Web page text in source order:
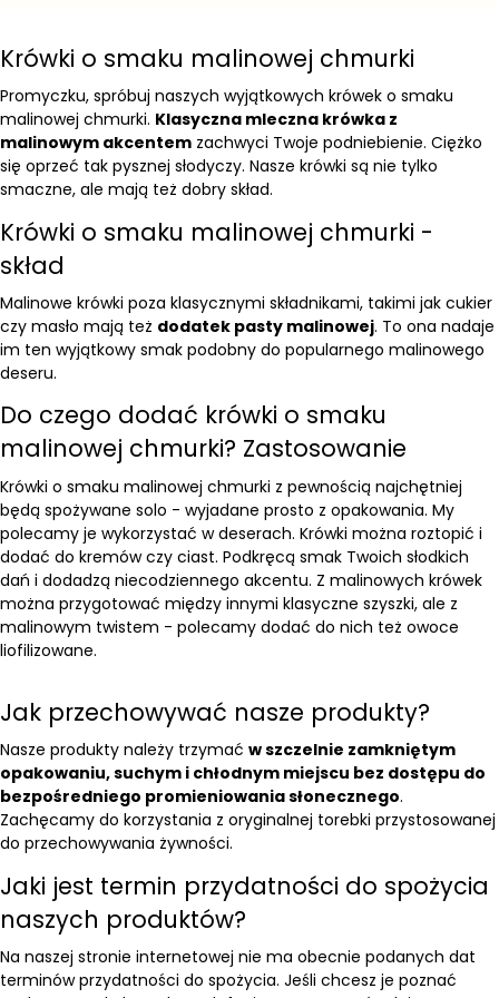
Krówki o smaku malinowej chmurki
Promyczku, spróbuj naszych wyjątkowych krówek o smaku
malinowej chmurki. Klasyczna mleczna krówka z
malinowym akcentem zachwyci Twoje podniebienie. Ciężko
się oprzeć tak pysznej słodyczy. Nasze krówki są nie tylko
smaczne, ale mają też dobry skład.
Krówki o smaku malinowej chmurki -
skład
Malinowe krówki poza klasycznymi składnikami, takimi jak cukier
czy masło mają też dodatek pasty malinowej. To ona nadaje
im ten wyjątkowy smak podobny do popularnego malinowego
deseru.
Do czego dodać krówki o smaku
malinowej chmurki? Zastosowanie
Krówki o smaku malinowej chmurki z pewnością najchętniej
będą spożywane solo - wyjadane prosto z opakowania. My
polecamy je wykorzystać w deserach. Krówki można roztopić i
dodać do kremów czy ciast. Podkręcą smak Twoich słodkich
dań i dodadzą niecodziennego akcentu. Z malinowych krówek
można przygotować między innymi klasyczne szyszki, ale z
malinowym twistem - polecamy dodać do nich też owoce
liofilizowane.
Jak przechowywać nasze produkty?
Nasze produkty należy trzymać w szczelnie zamkniętym
opakowaniu, suchym i chłodnym miejscu bez dostępu do
bezpośredniego promieniowania słonecznego.
Zachęcamy do korzystania z oryginalnej torebki przystosowanej
do przechowywania żywności.
Jaki jest termin przydatności do spożycia
naszych produktów?
Na naszej stronie internetowej nie ma obecnie podanych dat
terminów przydatności do spożycia. Jeśli chcesz je poznać